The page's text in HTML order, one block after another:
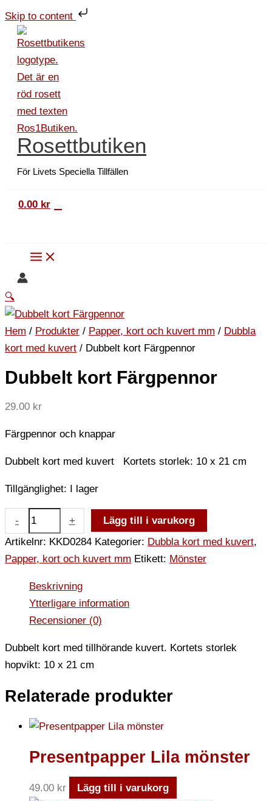
Skip to content
till
innehåll
Rosettbutiken
För Livets Speciella Tillfällen
0.00 kr
🔍
Hem / Produkter / Papper, kort och kuvert mm / Dubbla
kort med kuvert / Dubbelt kort Färgpennor
Dubbelt kort Färgpennor
29.00 kr
Färgpennor och knappar
Dubbelt kort med kuvert Kortets storlek: 10 x 21 cm
Tillgänglighet: I lager
-
kort
Färgpennor
mängd
+
Lägg till i varukorg
Artikelnr: KKD0284 Kategorier: Dubbla kort med kuvert,
Papper, kort och kuvert mm Etikett: Mönster
Beskrivning
Ytterligare information
Recensioner (0)
Dubbelt kort med tillhörande kuvert. Kortets storlek
hopvikt: 10 x 21 cm
Relaterade produkter
Presentpapper Lila mönster
49.00 kr Lägg till i varukorg